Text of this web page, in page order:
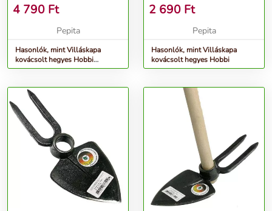
4 790 Ft
Pepita
Hasonlók, mint Villáskapa
kovácsolt hegyes Hobbi
NYELEZETT
2 690 Ft
Pepita
Hasonlók, mint Villáskapa
kovácsolt hegyes Hobbi